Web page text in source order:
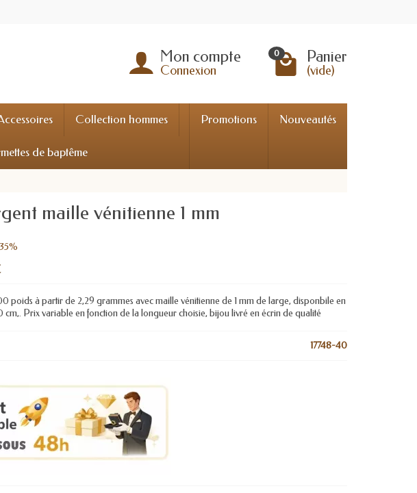
Mon compte
Connexion
0 Panier
(vide)
Collection hommes
de baptême
Promotions Nouveautés
maille vénitienne 1 mm
poids à partir de 2,29 grammes avec maille vénitienne de 1 mm de large, disponbile en
cm,. Prix variable en fonction de la longueur choisie, bijou livré en écrin de qualité
17748-40